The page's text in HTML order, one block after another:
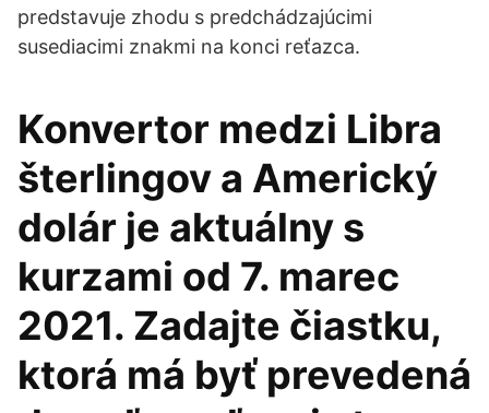
predstavuje zhodu s predchádzajúcimi
susediacimi znakmi na konci reťazca.
Konvertor medzi Libra
šterlingov a Americký
dolár je aktuálny s
kurzami od 7. marec
2021. Zadajte čiastku,
ktorá má byť prevedená